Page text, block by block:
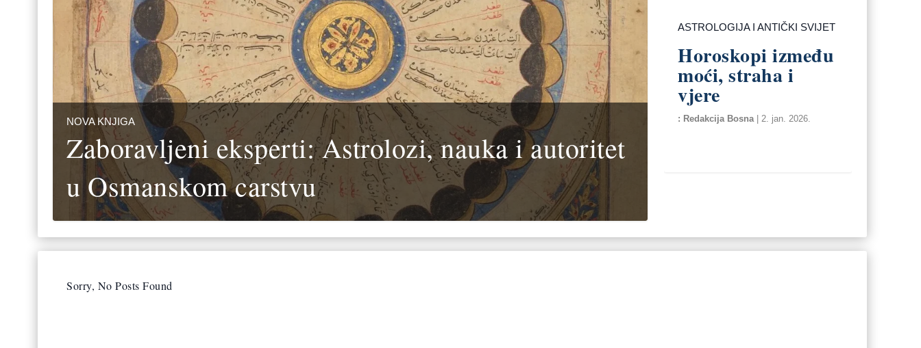
NOVA KNJIGA
Zaboravljeni eksperti: Astrolozi, nauka i autoritet
u Osmanskom carstvu
ASTROLOGIJA I ANTIČKI SVIJET
Horoskopi između
moći, straha i
vjere
Redakcija Bosna 2. jan. 2026.
Sorry, No Posts Found